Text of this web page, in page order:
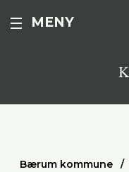
MENY
Bærum kommune